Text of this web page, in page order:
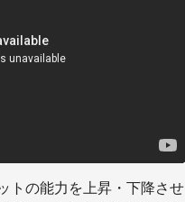
トの能力を上昇・下降させ